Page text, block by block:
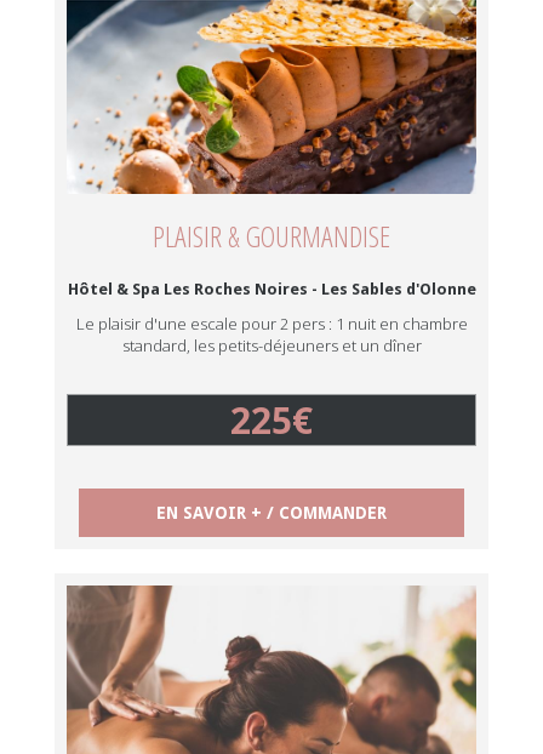
PLAISIR & GOURMANDISE
Hôtel & Spa Les Roches Noires - Les Sables d'Olonne
Le plaisir d'une escale pour 2 pers : 1 nuit en chambre
standard, les petits-déjeuners et un dîner
225€
EN SAVOIR + / COMMANDER